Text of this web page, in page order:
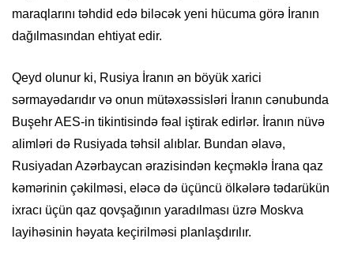
maraqlarını təhdid edə biləcək yeni hücuma görə İranın
dağılmasından ehtiyat edir.
Qeyd olunur ki, Rusiya İranın ən böyük xarici
sərmayədarıdır və onun mütəxəssisləri İranın cənubunda
Buşehr AES-in tikintisində fəal iştirak edirlər. İranın nüvə
alimləri də Rusiyada təhsil alıblar. Bundan əlavə,
Rusiyadan Azərbaycan ərazisindən keçməklə İrana qaz
kəmərinin çəkilməsi, eləcə də üçüncü ölkələrə tədarükün
ixracı üçün qaz qovşağının yaradılması üzrə Moskva
layihəsinin həyata keçirilməsi planlaşdırılır.